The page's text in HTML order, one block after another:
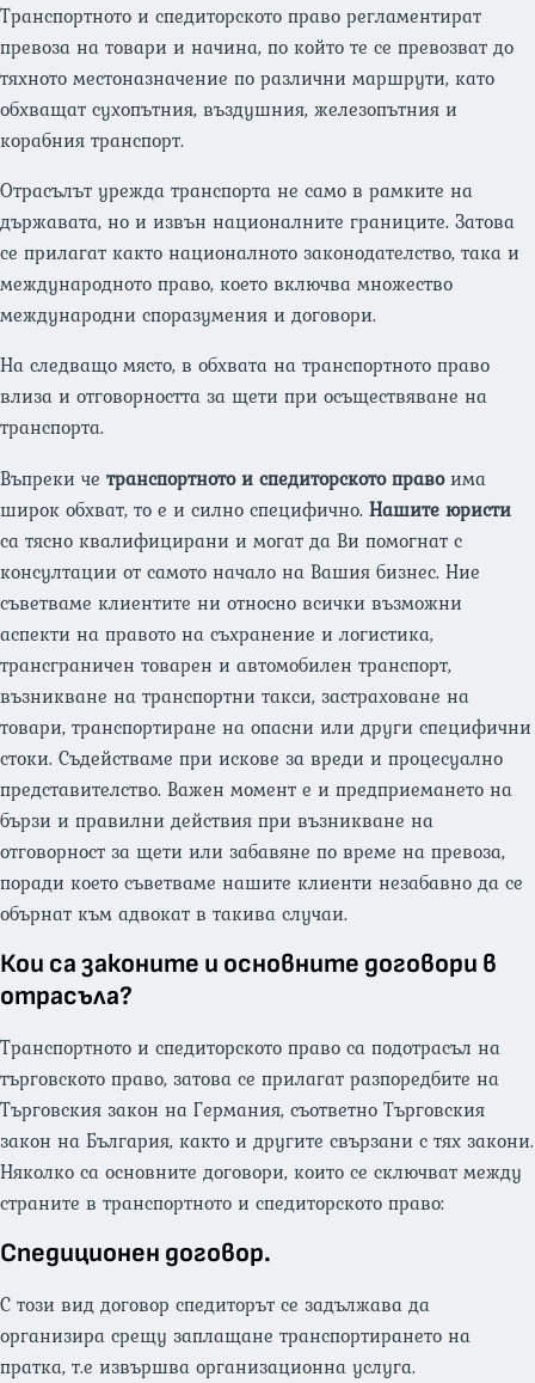
Транспортното и спедиторското право регламентират
превозa на товари и начинa, по който те се превозват до
тяхното местоназначение по различни маршрути, като
обхващат сухопътния, въздушния, железопътния и
корабния транспорт.
Отрасълът урежда транспорта не само в рамките на
държавата, но и извън националните границите. Затова
се прилагат както националното законодателство, така и
международното право, което включва множество
международни споразумения и договори.
На следващо място, в обхвата на транспортното право
влиза и отговорността за щети при осъществяване на
транспорта.
Въпреки че транспортното и спедиторското правоима
широк обхват, то е и силно специфично. Нашите юристи
са тясно квалифицирани и могат да Ви помогнат с
консултации от самото начало на Вашия бизнес. Ние
съветваме клиентите ни относно всички възможни
аспекти на правото на съхранение и логистика,
трансграничен товарен и автомобилен транспорт,
възникване на транспортни такси, застраховане на
товари, транспортиране на опасни или други специфични
стоки. Съдействаме при искове за вреди и процесуално
представителство. Важен момент е и предприемането на
бързи и правилни действия при възникване на
отговорност за щети или забавяне по време на превоза,
поради което съветваме нашите клиенти незабавно да се
обърнат към адвокат в такива случаи.
Кои са законите и основните договори в
отрасъла?
Транспортното и спедиторското право са подотрасъл на
търговското право, затова се прилагат разпоредбите на
Търговския закон на Германия, съответно Търговския
закон на България, както и другите свързани с тях закони.
Няколко са основните договори, които се сключват между
страните в транспортното и спедиторското право:
Спедиционен договор.
С този вид договор спедиторът се задължава да
организира срещу заплащане транспортирането на
пратка, т.е извършва организационна услуга.